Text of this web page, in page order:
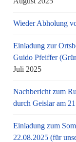
Wieder Abholung
Einladung zur
Guido Pfeiffer
Juli 2025
Nachbericht zum
durch Geislar am
Einladung zum
22.08.2025 (für